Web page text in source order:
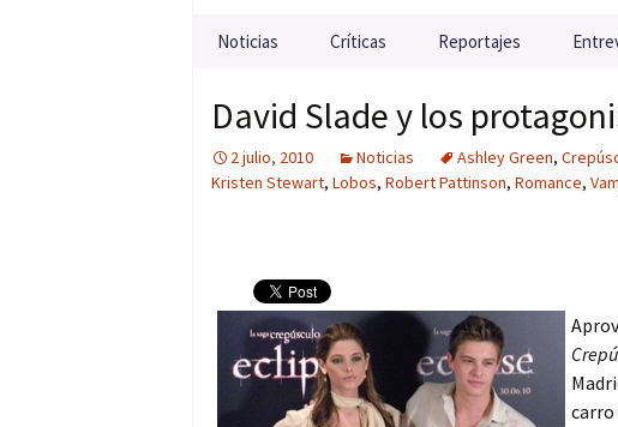
Saltar al contenido
Noticias Críticas Reportajes
David Slade y los
2 julio, 2010 Noticias Ashley Green,
Kristen Stewart, Lobos, Robert Pattinson, Romance,